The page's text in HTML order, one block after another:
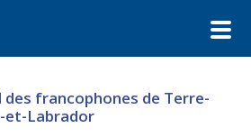
des francophones de Terre-
et-Labrador